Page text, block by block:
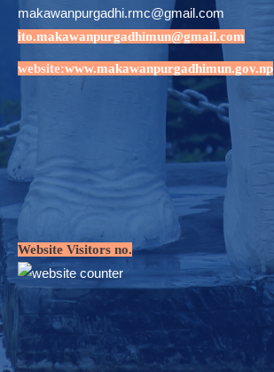
makawanpurgadhi.rmc@gmail.com
ito.makawanpurgadhimun@gmail.com
website:www.makawanpurgadhimun.gov.np
Website Visitors no.